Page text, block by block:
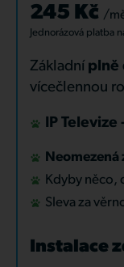
245 Kč /
Jednorázová platba
Základní plně
vícečlennou
IP Televize
Neomezená
Kdyby něco,
Sleva za
Instalace